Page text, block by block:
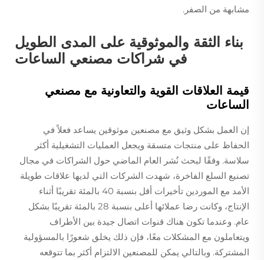
مشابهة من الصفر.
بناء الثقة والموثوقية على المدى الطويل
في شراكات مصنعي الساعات
قيمة العلاقات القوية والتعاونية مع مصنعي
الساعات
إن العمل بشكل وثيق مع مصنعين موثوقين يساعد فعلاً في
الحفاظ على منتجات متسقة ويجعل العمليات التشغيلية أكثر
سلاسة. وفقًا لبحث نُشر العام الماضي حول الشراكات في مجال
تصنيع السلع الفاخرة، شهدت الشركات التي لديها علاقات طويلة
الأمد مع الموردين تأخيرات أقل بنسبة 40 بالمئة تقريبًا أثناء
الإنتاج، وكانت رضا عملائها أعلى بنسبة 28 بالمئة تقريبًا بشكل
عام. وعندما تكون هناك قنوات اتصال جيدة بين الأطراف
ويتعاملون مع المشكلات معًا، فإن ذلك يخلق شعورًا بالمسؤولية
المشتركة. وبالتالي يمكن للمصنعين الالتزام أكثر بما تتوقعه